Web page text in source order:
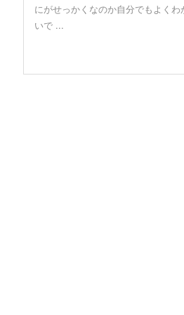
にがせっかくなのか自分でもよく
いで ...